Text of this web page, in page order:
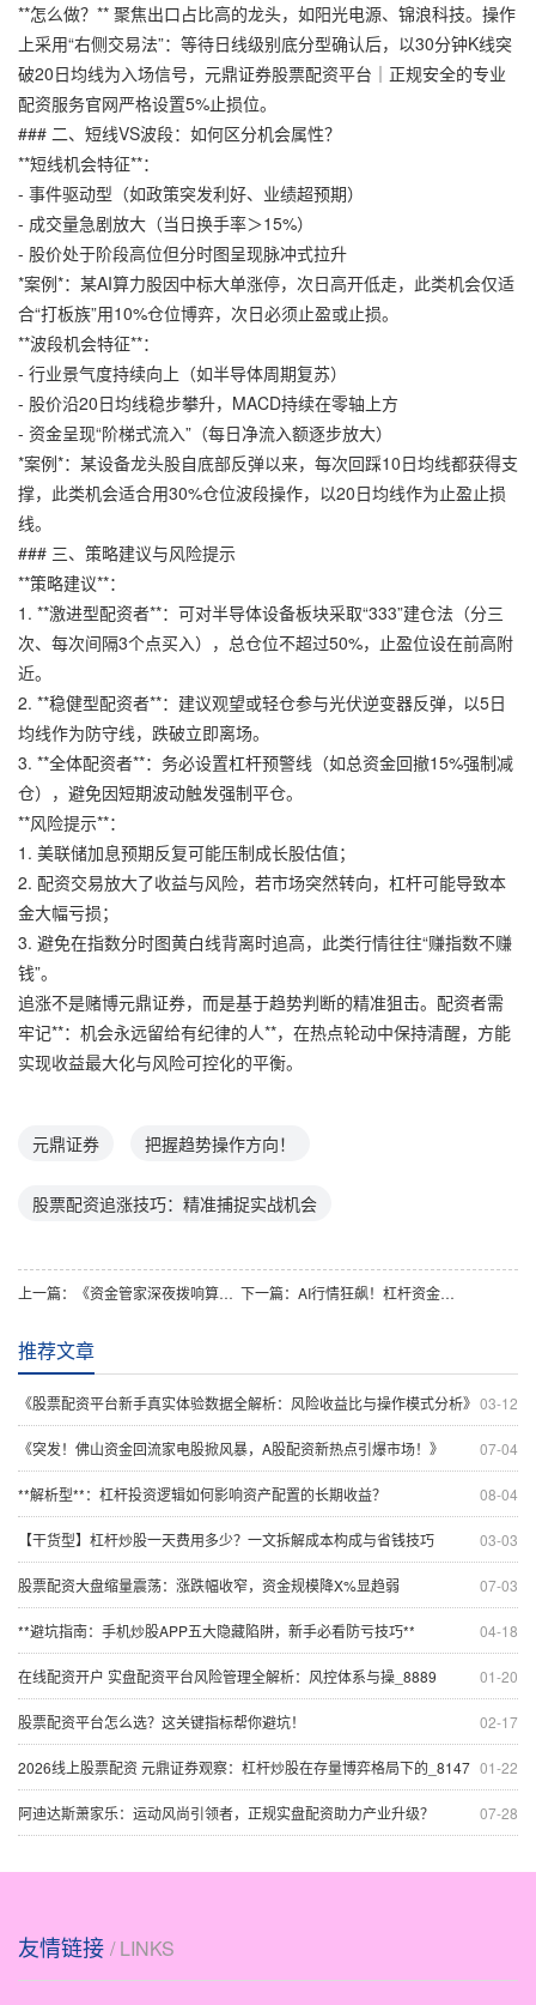
**怎么做？** 聚焦出口占比高的龙头，如阳光电源、锦浪科技。操作
上采用“右侧交易法”：等待日线级别底分型确认后，以30分钟K线突
破20日均线为入场信号， 元鼎证券股票配资平台｜正规安全的专业
配资服务官网严格设置5%止损位。
### 二、短线VS波段：如何区分机会属性？
**短线机会特征**：
- 事件驱动型（如政策突发利好、业绩超预期）
- 成交量急剧放大（当日换手率＞15%）
- 股价处于阶段高位但分时图呈现脉冲式拉升
*案例*：某AI算力股因中标大单涨停，次日高开低走，此类机会仅适
合“打板族”用10%仓位博弈，次日必须止盈或止损。
**波段机会特征**：
- 行业景气度持续向上（如半导体周期复苏）
- 股价沿20日均线稳步攀升，MACD持续在零轴上方
- 资金呈现“阶梯式流入”（每日净流入额逐步放大）
*案例*：某设备龙头股自底部反弹以来，每次回踩10日均线都获得支
撑，此类机会适合用30%仓位波段操作，以20日均线作为止盈止损
线。
### 三、策略建议与风险提示
**策略建议**：
1. **激进型配资者**：可对半导体设备板块采取“333”建仓法（分三
次、每次间隔3个点买入），总仓位不超过50%，止盈位设在前高附
近。
2. **稳健型配资者**：建议观望或轻仓参与光伏逆变器反弹，以5日
均线作为防守线，跌破立即离场。
3. **全体配资者**：务必设置杠杆预警线（如总资金回撤15%强制减
仓），避免因短期波动触发强制平仓。
**风险提示**：
1. 美联储加息预期反复可能压制成长股估值；
2. 配资交易放大了收益与风险，若市场突然转向，杠杆可能导致本
金大幅亏损；
3. 避免在指数分时图黄白线背离时追高，此类行情往往“赚指数不赚
钱”。
追涨不是赌博元鼎证券，而是基于趋势判断的精准狙击。配资者需
牢记**：机会永远留给有纪律的人**，在热点轮动中保持清醒，方能
实现收益最大化与风险可控化的平衡。
元鼎证券 把握趋势操作方向！
股票配资追涨技巧：精准捕捉实战机会
上一篇： 《资金管家深夜拨响算盘：揭秘股票配资利息的心跳计算法》 下一篇： AI行情狂飙！杠杆资金这样操作，借势热点消息抢抓A股先机
推荐文章
03-12
《股票配资平台新手真实体验数据全解析：风险收益比与操作模式分析》
07-04
《突发！佛山资金回流家电股掀风暴，A股配资新热点引爆市场！》
08-04
**解析型**：杠杆投资逻辑如何影响资产配置的长期收益？
03-03
【干货型】杠杆炒股一天费用多少？一文拆解成本构成与省钱技巧
07-03
股票配资大盘缩量震荡：涨跌幅收窄，资金规模降X%显趋弱
04-18
**避坑指南：手机炒股APP五大隐藏陷阱，新手必看防亏技巧**
01-20
在线配资开户 实盘配资平台风险管理全解析：风控体系与操_8889
02-17
股票配资平台怎么选？这关键指标帮你避坑！
01-22
2026线上股票配资 元鼎证券观察：杠杆炒股在存量博弈格局下的_8147
07-28
阿迪达斯萧家乐：运动风尚引领者，正规实盘配资助力产业升级？
友情链接 / LINKS